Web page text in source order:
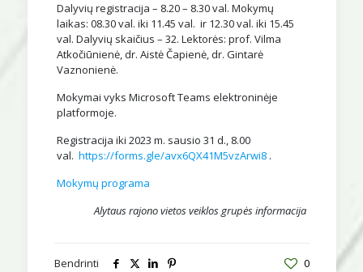
Dalyvių registracija – 8.20 – 8.30 val. Mokymų
laikas: 08.30 val. iki 11.45 val. ir 12.30 val. iki 15.45
val. Dalyvių skaičius – 32. Lektorės: prof. Vilma
Atkočiūnienė, dr. Aistė Čapienė, dr. Gintarė
Vaznonienė.
Mokymai vyks Microsoft Teams elektroninėje
platformoje.
Registracija iki 2023 m. sausio 31 d., 8.00
val. https://forms.gle/avx6QX41M5vzArwi8.
Mokymų programa
Alytaus rajono vietos veiklos grupės informacija
Bendrinti 0